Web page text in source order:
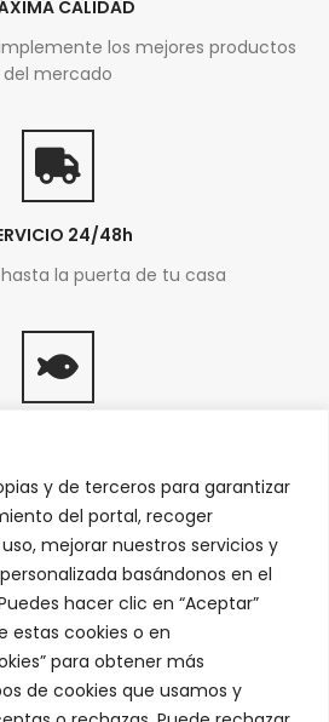
y de terceros para garantizar
del portal, recoger
mejorar nuestros servicios y
basándonos en el
hacer clic en “Aceptar”
estas cookies o en
para obtener más
de cookies que usamos y
CALIDAD
los mejores productos
del mercado
24/48h
la puerta de tu casa
mar a tu mesa
DE PAGO
de crédito o transferencia
bancaria